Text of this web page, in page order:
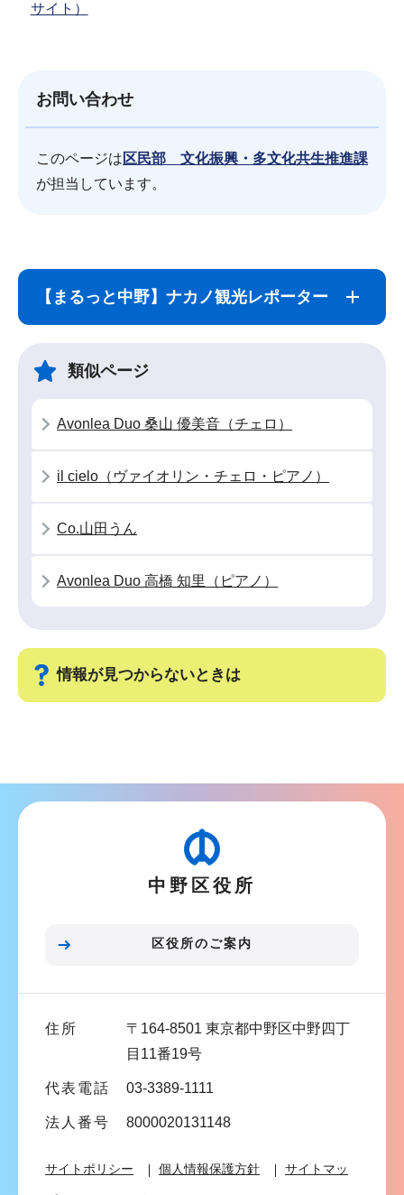
サイト）
お問い合わせ
このページは 区民部 文化振興・多文化共生推進課
が担当しています。
こ
【まるっと中野】ナカノ観光レポーター
類似ページ
Avonlea Duo 桑山 優美音（チェロ）
il cielo（ヴァイオリン・チェロ・ピアノ）
Co.山田うん
Avonlea Duo 高橋 知里（ピアノ）
情報が見つからないときは
ナ
ビ
中野区役所
区役所のご案内
住所
〒164-8501 東京都中野区中野四丁
目11番19号
代表電話 03-3389-1111
法人番号 8000020131148
サイトポリシー 個人情報保護方針 サイトマッ